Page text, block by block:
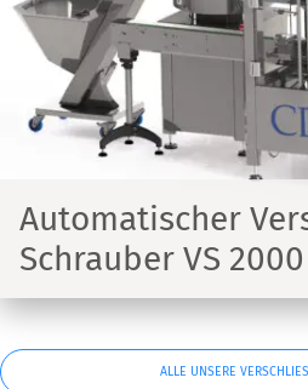
Automatischer
Schrauber VS 2000
ALLE UNSERE